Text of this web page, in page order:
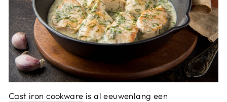
Cast iron cookware is al eeuwenlang een